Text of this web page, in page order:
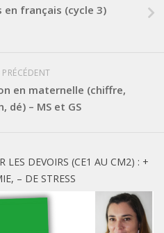
en français (cycle 3)
en maternelle (chiffre,
dé) – MS et GS
LES DEVOIRS (CE1 AU CM2) : +
– DE STRESS